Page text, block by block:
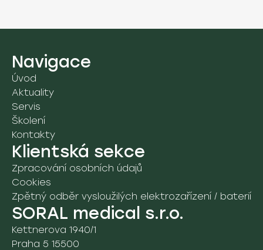
Navigace
Úvod
Aktuality
Servis
Školení
Kontakty
Klientská sekce
Zpracování osobních údajů
Cookies
Zpětný odběr vysloužilých elektrozařízení / baterií
SORAL medical s.r.o.
Kettnerova 1940/1
Praha 5 15500